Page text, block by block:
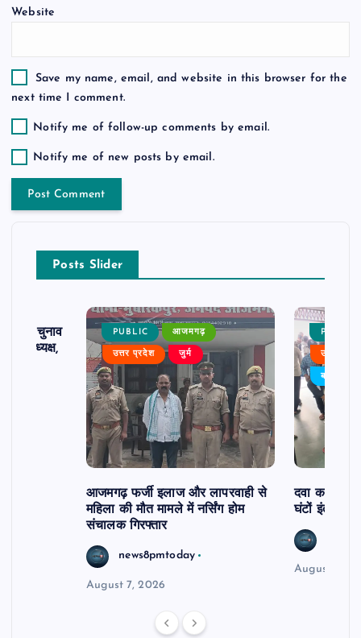
Website
Save my name, email, and website in this browser for the
next time I comment.
Notify me of follow-up comments by email.
Notify me of new posts by email.
Posts Slider
का चुनाव
बने अध्यक्ष,
PUBLIC आजमगढ़
उत्तर प्रदेश जुर्म
आजमगढ़ फर्जी इलाज और लापरवाही से
महिला की मौत मामले में नर्सिंग होम
संचालक गिरफ्तार
news8pmtoday
August 7, 2026
PUBLIC
उत्तर
बड़ी खबर
दवा कक्ष में
घंटों इंतजार
August 6,